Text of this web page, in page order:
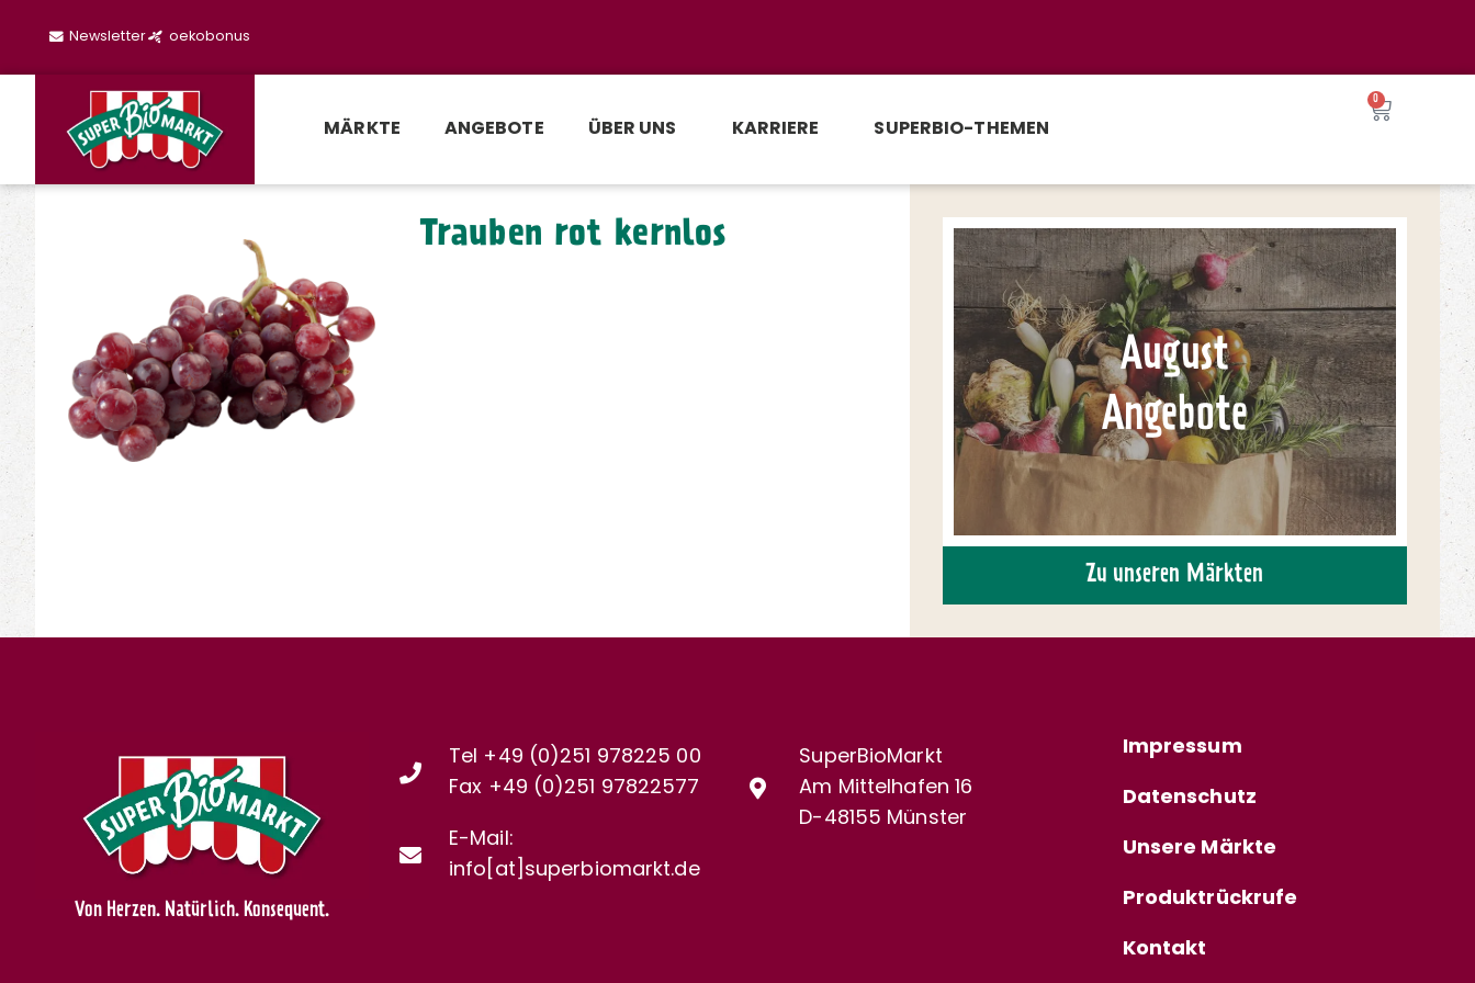
Newsletter oekobonus
MÄRKTE ANGEBOTE ÜBER UNS KARRIERE SUPERBIO-THEMEN
0
Trauben rot kernlos
August
Angebote
Zu unseren Märkten
Von Herzen. Natürlich. Konsequent.
Tel +49 (0)251 978225 00
Fax +49 (0)251 97822577
E-Mail:
info[at]superbiomarkt.de
SuperBioMarkt
Am Mittelhafen 16
D-48155 Münster
Impressum
Datenschutz
Unsere Märkte
Produktrückrufe
Kontakt